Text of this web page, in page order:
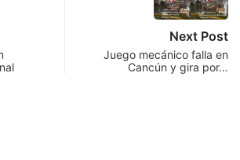
Next Post
Juego mecánico falla en
Cancún y gira por…